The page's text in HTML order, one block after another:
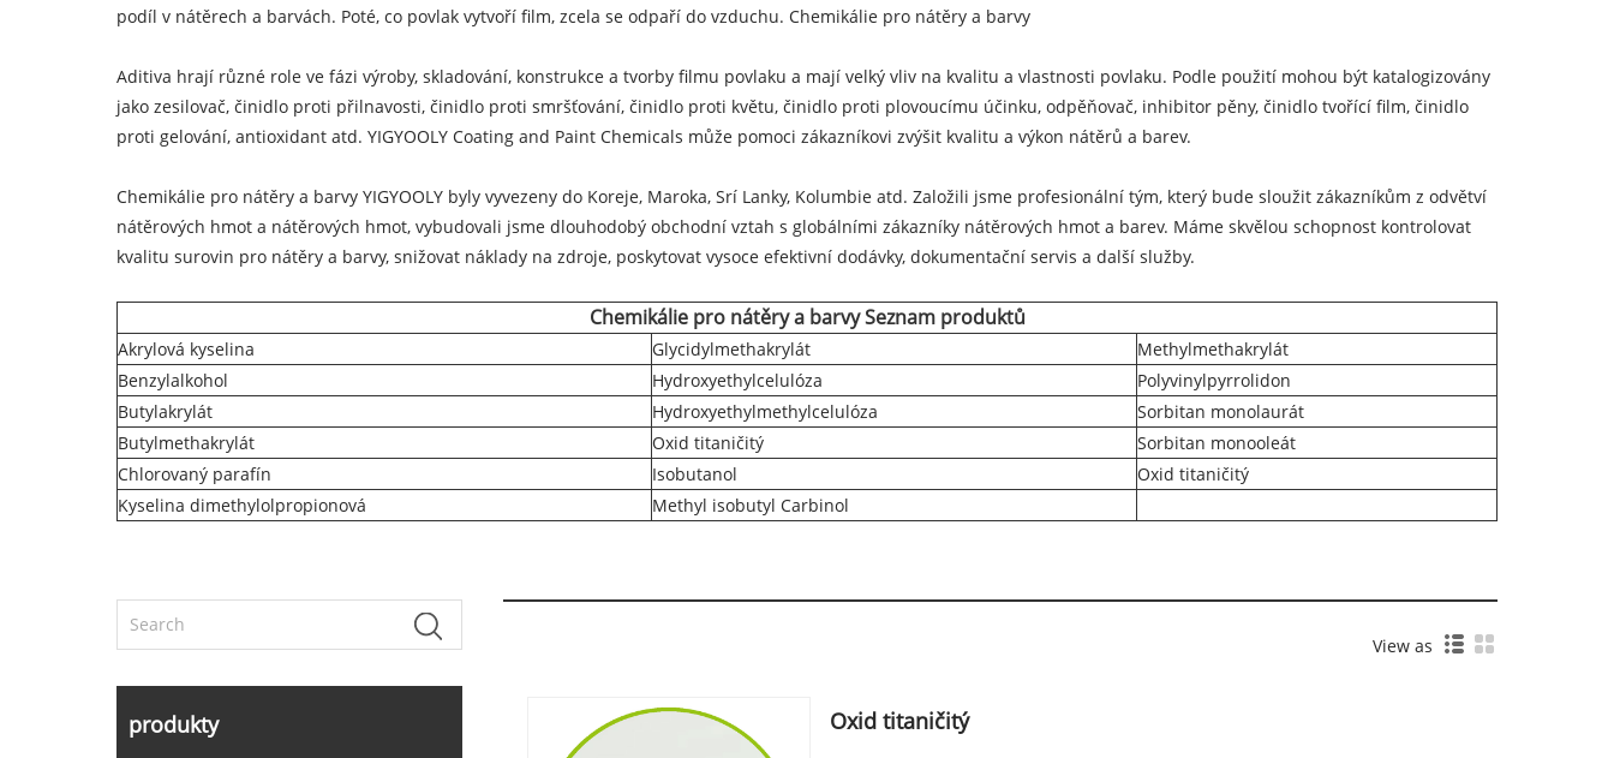
podíl v nátěrech a barvách. Poté, co povlak vytvoří film, zcela se odpaří do vzduchu. Chemikálie pro nátěry a barvy
Aditiva hrají různé role ve fázi výroby, skladování, konstrukce a tvorby filmu povlaku a mají velký vliv na kvalitu a vlastnosti povlaku. Podle použití mohou být katalogizovány
jako zesilovač, činidlo proti přilnavosti, činidlo proti smršťování, činidlo proti květu, činidlo proti plovoucímu účinku, odpěňovač, inhibitor pěny, činidlo tvořící film, činidlo
proti gelování, antioxidant atd. YIGYOOLY Coating and Paint Chemicals může pomoci zákazníkovi zvýšit kvalitu a výkon nátěrů a barev.
Chemikálie pro nátěry a barvy YIGYOOLY byly vyvezeny do Koreje, Maroka, Srí Lanky, Kolumbie atd. Založili jsme profesionální tým, který bude sloužit zákazníkům z odvětví
nátěrových hmot a nátěrových hmot, vybudovali jsme dlouhodobý obchodní vztah s globálními zákazníky nátěrových hmot a barev. Máme skvělou schopnost kontrolovat
kvalitu surovin pro nátěry a barvy, snižovat náklady na zdroje, poskytovat vysoce efektivní dodávky, dokumentační servis a další služby.
Chemikálie pro nátěry a barvy Seznam produktů
Akrylová kyselina Glycidylmethakrylát
Methylmethakrylát
Benzylalkohol
Hydroxyethylcelulóza
Polyvinylpyrrolidon
Butylakrylát
Hydroxyethylmethylcelulóza
Sorbitan monolaurát
Butylmethakrylát
Oxid titaničitý
Sorbitan monooleát
Chlorovaný parafín
Isobutanol
Oxid titaničitý
Kyselina dimethylolpropionová
Methyl isobutyl Carbinol
produkty
View as
Oxid titaničitý